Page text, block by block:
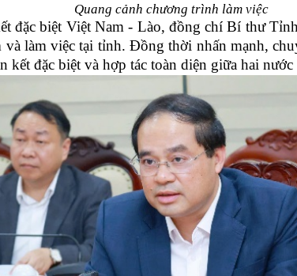
Quang cảnh chương trình làm việc
đặc biệt Việt Nam - Lào, đồng chí Bí thư
làm việc tại tỉnh. Đồng thời nhấn mạnh,
đặc biệt và hợp tác toàn diện giữa hai